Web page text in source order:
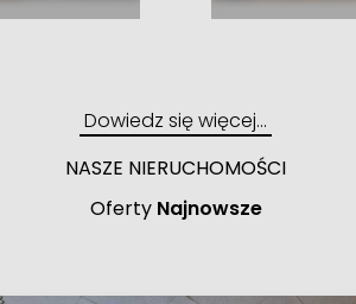
Dowiedz się więcej…
NASZE NIERUCHOMOŚCI
Oferty Najnowsze